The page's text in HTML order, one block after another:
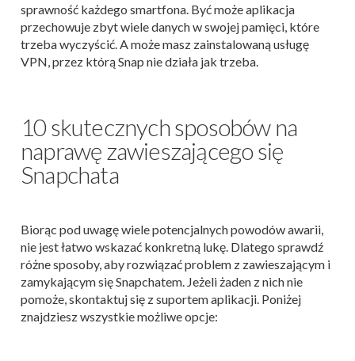
sprawność każdego smartfona. Być może aplikacja
przechowuje zbyt wiele danych w swojej pamięci, które
trzeba wyczyścić. A może masz zainstalowaną usługę
VPN, przez którą Snap nie działa jak trzeba.
10 skutecznych sposobów na
naprawę zawieszającego się
Snapchata
Biorąc pod uwagę wiele potencjalnych powodów awarii,
nie jest łatwo wskazać konkretną lukę. Dlatego sprawdź
różne sposoby, aby rozwiązać problem z zawieszającym i
zamykającym się Snapchatem. Jeżeli żaden z nich nie
pomoże, skontaktuj się z suportem aplikacji. Poniżej
znajdziesz wszystkie możliwe opcje: